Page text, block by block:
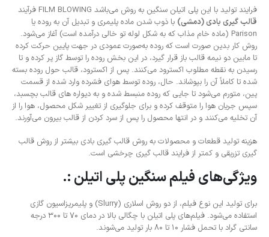
فرایند تولید با این پلی اتیلن سنگین به روش می‌باشد FILM BLOWING فرآیند
قالب گیری بادی (دمشی) با ذوب شدن ماده پلیمری و تبدیل آن به روده یا
Parison (ماده خام مذاب که به شکل لوله تو خالی درآمده است) آغاز می‌شود.
روش کار بدین صورت است که روده به‌صورت عمودی در جهت پایین حرکت کرده
تا مابین دو نیمه قالب باز قرار گیرد، در این بخش روده را توسط گاز پر کرده و تا
رسیدن به نقطه مطلوب اکسترود می‌کنند. پس از اکسترود، قالب حول روده بسته
شده تا کاملاً آن را بپوشاند. حال، روده توسط هوای فشرده وارد شده از قسمت
پین، متورم می‌شود تا جایی که روده منبسط شده و به دیواره های قالب بچسبد،
سپس جریان هوا را متوقف کرده و برای جلوگیری از تغییر شکل محصول، هوا را از
آن تخلیه می‌کنند و در انتها محصول را پس از سرد کردن از قالب بیرون می‌آورند.
هزینه تولید قطعات و محصولات به روش قالب گیری بادی بیشتر از روش قالب
گیری تزریقی و کمتر از فرایند قالب گیری چرخشی است.
ویژگی‌های فیلم سنگین پلی اتیلن :.
برای تولید این نوع فیلم، از دو روش اسلاری (Slurry) و پلیمریزاسیون گازی
استفاده می‌شود. فیلم‌های پلی اتیلن با چگالی بالا در دمای ۷۰ تا ۳۰۰ درجه
سانتی گراد با تحمل فشار ۱۰ تا ۸۰ بار تولید می‌شوند.